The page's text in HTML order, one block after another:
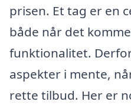
prisen. Et tag er en
både når det
funktionalitet.
aspekter i mente,
rette tilbud. Her er